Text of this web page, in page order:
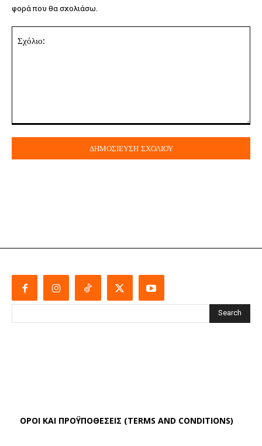
φορά που θα σχολιάσω.
Search
ΌΡΟΙ ΚΑΙ ΠΡΟΫΠΟΘΈΣΕΙΣ (TERMS AND CONDITIONS)